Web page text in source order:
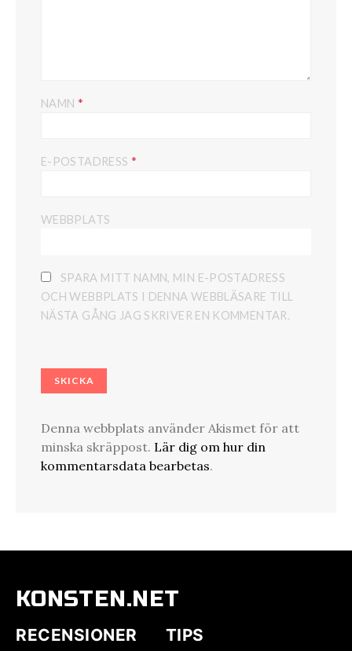
NAMN *
E-POSTADRESS *
WEBBPLATS
SPARA MITT NAMN, MIN E-POSTADRESS
OCH WEBBPLATS I DENNA WEBBLÄSARE TILL
NÄSTA GÅNG JAG SKRIVER EN KOMMENTAR.
Denna webbplats använder Akismet för att
minska skräppost. Lär dig om hur din
kommentarsdata bearbetas.
KONSTEN.NET
RECENSIONER
TIPS